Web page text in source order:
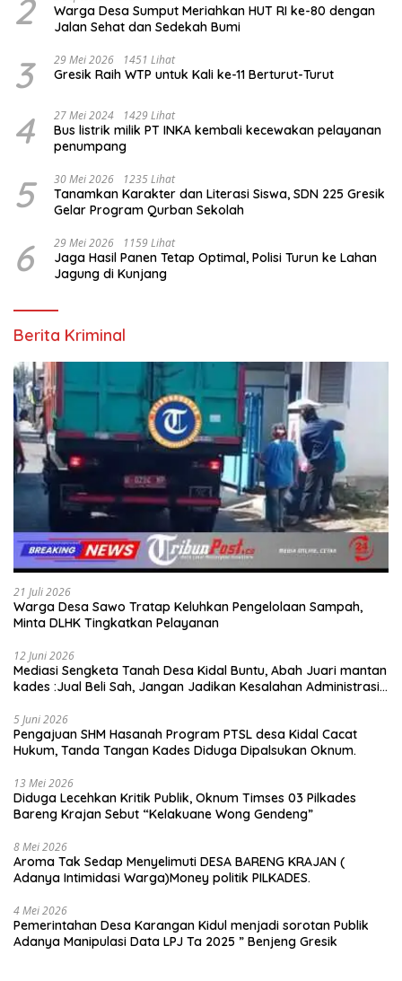
2
Warga Desa Sumput Meriahkan HUT RI ke-80 dengan
Jalan Sehat dan Sedekah Bumi ‎
3 29 Mei 2026 1451 Lihat
Gresik Raih WTP untuk Kali ke-11 Berturut-Turut
4 27 Mei 2024 1429 Lihat
Bus listrik milik PT INKA kembali kecewakan pelayanan
penumpang
5 30 Mei 2026 1235 Lihat
Tanamkan Karakter dan Literasi Siswa, SDN 225 Gresik
Gelar Program Qurban Sekolah
6 29 Mei 2026 1159 Lihat
Jaga Hasil Panen Tetap Optimal, Polisi Turun ke Lahan
Jagung di Kunjang
Berita Kriminal
21 Juli 2026
Warga Desa Sawo Tratap Keluhkan Pengelolaan Sampah,
Minta DLHK Tingkatkan Pelayanan
12 Juni 2026
Mediasi Sengketa Tanah Desa Kidal Buntu, Abah Juari mantan
kades :Jual Beli Sah, Jangan Jadikan Kesalahan Administrasi
5 Juni 2026
Pengajuan SHM Hasanah Program PTSL desa Kidal Cacat
Hukum, Tanda Tangan Kades Diduga Dipalsukan Oknum.
13 Mei 2026
Diduga Lecehkan Kritik Publik, Oknum Timses 03 Pilkades
Bareng Krajan Sebut “Kelakuane Wong Gendeng”
8 Mei 2026
Aroma Tak Sedap Menyelimuti DESA BARENG KRAJAN (
Adanya Intimidasi Warga)Money politik PILKADES.
4 Mei 2026
Pemerintahan Desa Karangan Kidul menjadi sorotan Publik
Adanya Manipulasi Data LPJ Ta 2025 ” Benjeng Gresik